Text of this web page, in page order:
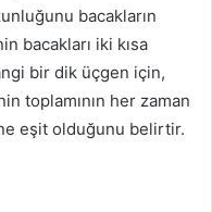
bacakların
bacakları iki kısa
bir dik üçgen için,
toplamının her zaman
eşit olduğunu belirtir.